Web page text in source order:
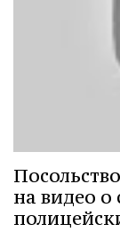
на видео о